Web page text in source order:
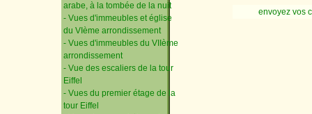
arabe, à la tombée de la nuit
- Vues d'immeubles et église
du VIème arrondissement
- Vues d'immeubles du VIIème
arrondissement
- Vue des escaliers de la tour
Eiffel
- Vues du premier étage de la
tour Eiffel
envoyez vos